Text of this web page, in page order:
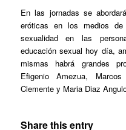
En las jornadas se
eróticas en los medios
sexualidad en las
educación sexual hoy día,
mismas habrá grandes
Efigenio Amezua,
Clemente y Maria Diaz
Share this entry